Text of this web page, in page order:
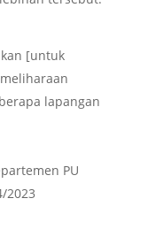
[untuk
lapangan
PU
2023